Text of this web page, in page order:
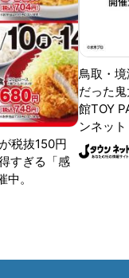
税抜150円
すぎる「感
。
鳥取・
だった
館TOY
ンネット